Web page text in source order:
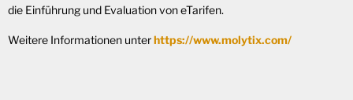
die Einführung und Evaluation von eTarifen.
Weitere Informationen unterhttps://www.molytix.com/